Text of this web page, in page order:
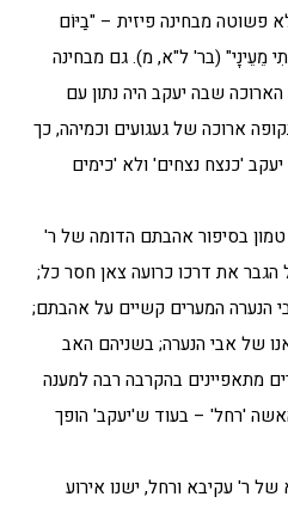
פשוטה מבחינה פיזית – "בַיּוֹם
מֵעֵינָי" (בר' ל"א, מ). גם מבחינה
שבה יעקב היה נתון עם
ארוכה של געגועים וכמיהה, כך
'כנצח נצחים' ולא 'כימים
בסיפור אהבתם הדומה של ר'
הגבר את דרכו כרועה צאן חסר כל;
הנערה המערים קשיים על אהבתם;
של אבי הנערה; בשניהם האב
מתאפיינים בהקרבה רבה למענה
'רחל' – בעוד ש'יעקב' הופך
ר' עקיבא ורחל, ישנו אירוע